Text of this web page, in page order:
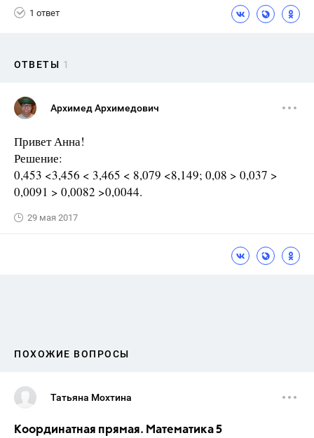
1 ответ
ОТВЕТЫ 1
Архимед Архимедович
Привет Анна!
Решение:
0,453 <3,456 < 3,465 < 8,079 <8,149; 0,08 > 0,037 >
0,0091 > 0,0082 >0,0044.
29 мая 2017
ПОХОЖИЕ ВОПРОСЫ
Татьяна Мохтина
Координатная прямая. Математика 5